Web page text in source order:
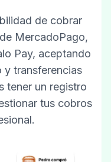
de cobrar
MercadoPago,
Pay, aceptando
transferencias
tener un registro
tus cobros